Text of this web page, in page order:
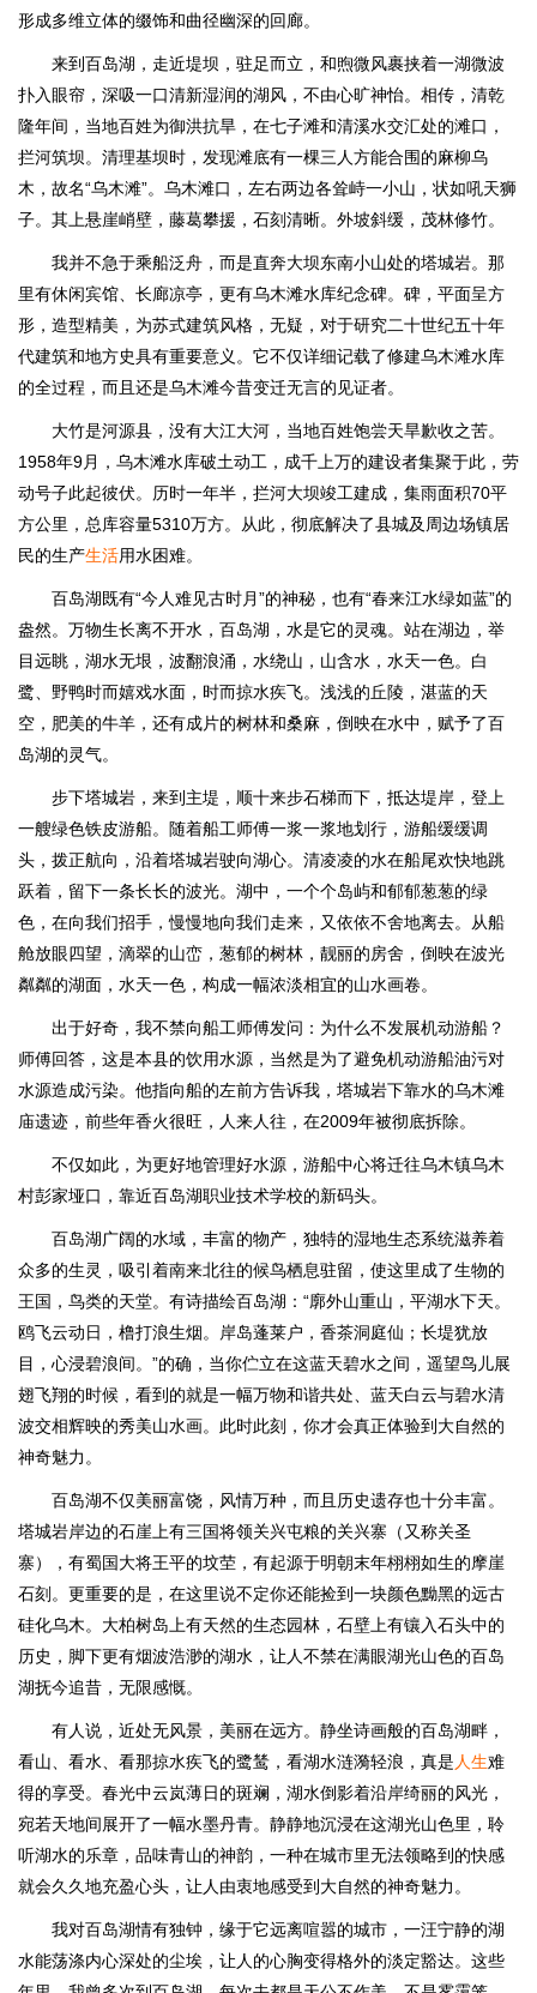
形成多维立体的缀饰和曲径幽深的回廊。
来到百岛湖，走近堤坝，驻足而立，和煦微风裹挟着一湖微波
扑入眼帘，深吸一口清新湿润的湖风，不由心旷神怡。相传，清乾
隆年间，当地百姓为御洪抗旱，在七子滩和清溪水交汇处的滩口，
拦河筑坝。清理基坝时，发现滩底有一棵三人方能合围的麻柳乌
木，故名“乌木滩”。乌木滩口，左右两边各耸峙一小山，状如吼天狮
子。其上悬崖峭壁，藤葛攀援，石刻清晰。外坡斜缓，茂林修竹。
我并不急于乘船泛舟，而是直奔大坝东南小山处的塔城岩。那
里有休闲宾馆、长廊凉亭，更有乌木滩水库纪念碑。碑，平面呈方
形，造型精美，为苏式建筑风格，无疑，对于研究二十世纪五十年
代建筑和地方史具有重要意义。它不仅详细记载了修建乌木滩水库
的全过程，而且还是乌木滩今昔变迁无言的见证者。
大竹是河源县，没有大江大河，当地百姓饱尝天旱歉收之苦。
1958年9月，乌木滩水库破土动工，成千上万的建设者集聚于此，劳
动号子此起彼伏。历时一年半，拦河大坝竣工建成，集雨面积70平
方公里，总库容量5310万方。从此，彻底解决了县城及周边场镇居
民的生产生活用水困难。
百岛湖既有“今人难见古时月”的神秘，也有“春来江水绿如蓝”的
盎然。万物生长离不开水，百岛湖，水是它的灵魂。站在湖边，举
目远眺，湖水无垠，波翻浪涌，水绕山，山含水，水天一色。白
鹭、野鸭时而嬉戏水面，时而掠水疾飞。浅浅的丘陵，湛蓝的天
空，肥美的牛羊，还有成片的树林和桑麻，倒映在水中，赋予了百
岛湖的灵气。
步下塔城岩，来到主堤，顺十来步石梯而下，抵达堤岸，登上
一艘绿色铁皮游船。随着船工师傅一浆一浆地划行，游船缓缓调
头，拨正航向，沿着塔城岩驶向湖心。清凌凌的水在船尾欢快地跳
跃着，留下一条长长的波光。湖中，一个个岛屿和郁郁葱葱的绿
色，在向我们招手，慢慢地向我们走来，又依依不舍地离去。从船
舱放眼四望，滴翠的山峦，葱郁的树林，靓丽的房舍，倒映在波光
粼粼的湖面，水天一色，构成一幅浓淡相宜的山水画卷。
出于好奇，我不禁向船工师傅发问：为什么不发展机动游船？
师傅回答，这是本县的饮用水源，当然是为了避免机动游船油污对
水源造成污染。他指向船的左前方告诉我，塔城岩下靠水的乌木滩
庙遗迹，前些年香火很旺，人来人往，在2009年被彻底拆除。
不仅如此，为更好地管理好水源，游船中心将迁往乌木镇乌木
村彭家垭口，靠近百岛湖职业技术学校的新码头。
百岛湖广阔的水域，丰富的物产，独特的湿地生态系统滋养着
众多的生灵，吸引着南来北往的候鸟栖息驻留，使这里成了生物的
王国，鸟类的天堂。有诗描绘百岛湖：“廓外山重山，平湖水下天。
鸥飞云动日，橹打浪生烟。岸岛蓬莱户，香茶洞庭仙；长堤犹放
目，心浸碧浪间。”的确，当你伫立在这蓝天碧水之间，遥望鸟儿展
翅飞翔的时候，看到的就是一幅万物和谐共处、蓝天白云与碧水清
波交相辉映的秀美山水画。此时此刻，你才会真正体验到大自然的
神奇魅力。
百岛湖不仅美丽富饶，风情万种，而且历史遗存也十分丰富。
塔城岩岸边的石崖上有三国将领关兴屯粮的关兴寨（又称关圣
寨），有蜀国大将王平的坟茔，有起源于明朝末年栩栩如生的摩崖
石刻。更重要的是，在这里说不定你还能捡到一块颜色黝黑的远古
硅化乌木。大柏树岛上有天然的生态园林，石壁上有镶入石头中的
历史，脚下更有烟波浩渺的湖水，让人不禁在满眼湖光山色的百岛
湖抚今追昔，无限感慨。
有人说，近处无风景，美丽在远方。静坐诗画般的百岛湖畔，
看山、看水、看那掠水疾飞的鹭鸶，看湖水涟漪轻浪，真是 人生难
得的享受。春光中云岚薄日的斑斓，湖水倒影着沿岸绮丽的风光，
宛若天地间展开了一幅水墨丹青。静静地沉浸在这湖光山色里，聆
听湖水的乐章，品味青山的神韵，一种在城市里无法领略到的快感
就会久久地充盈心头，让人由衷地感受到大自然的神奇魅力。
我对百岛湖情有独钟，缘于它远离喧嚣的城市，一汪宁静的湖
水能荡涤内心深处的尘埃，让人的心胸变得格外的淡定豁达。这些